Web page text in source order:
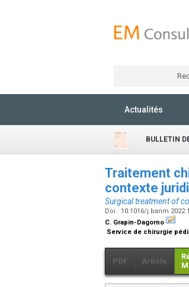
Actualités
BULLETIN
Traitement
contexte
Surgical treatment of
Doi : 10.1016/
C. Grapin-Dagorno
Service de chirurgie
PDF Article